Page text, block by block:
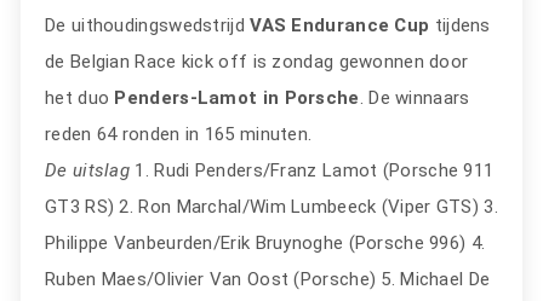
De uithoudingswedstrijdVAS Endurance Cup tijdens
de Belgian Race kick off is zondag gewonnen door
het duo Penders-Lamot in Porsche. De winnaars
reden 64 ronden in 165 minuten.
De uitslag 1. Rudi Penders/Franz Lamot (Porsche 911
GT3 RS) 2. Ron Marchal/Wim Lumbeeck (Viper GTS) 3.
Philippe Vanbeurden/Erik Bruynoghe (Porsche 996) 4.
Ruben Maes/Olivier Van Oost (Porsche) 5. Michael De